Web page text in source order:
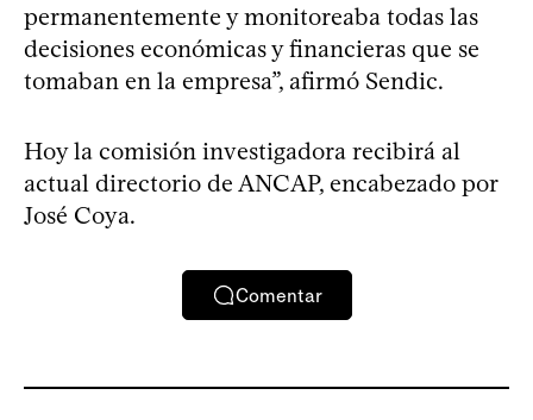
permanentemente y monitoreaba todas las
decisiones económicas y financieras que se
tomaban en la empresa”, afirmó Sendic.
Hoy la comisión investigadora recibirá al
actual directorio de ANCAP, encabezado por
José Coya.
Comentar